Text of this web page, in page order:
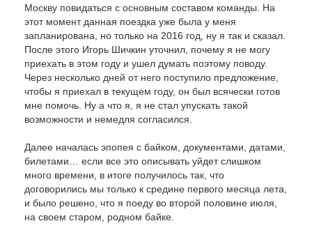
Москву повидаться с основным составом команды. На
этот момент данная поездка уже была у меня
запланирована, но только на 2016 год, ну я так и сказал.
После этого Игорь Шичкин уточнил, почему я не могу
приехать в этом году и ушел думать поэтому поводу.
Через несколько дней от него поступило предложение,
чтобы я приехал в текущем году, он был всячески готов
мне помочь. Ну а что я, я не стал упускать такой
возможности и немедля согласился.
Далее началась эпопея с байком, документами, датами,
билетами… если все это описывать уйдет слишком
много времени, в итоге получилось так, что
договорились мы только к средине первого месяца лета,
и было решено, что я поеду во второй половине июля,
на своем старом, родном байке.